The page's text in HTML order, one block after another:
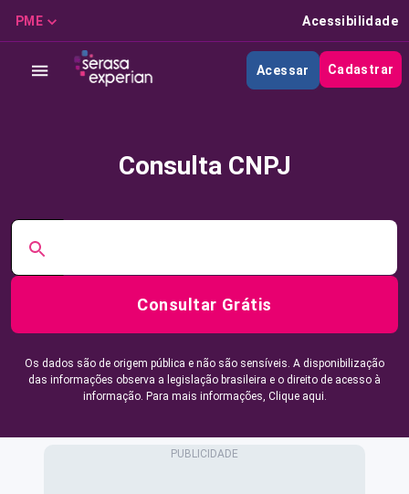
PME Acessibilidade
Acessar Cadastrar
Consulta CNPJ
Consultar Grátis
Os dados são de origem pública e não são sensíveis. A disponibilização
das informações observa a legislação brasileira e o direito de acesso à
informação. Para mais informações, Clique aqui.